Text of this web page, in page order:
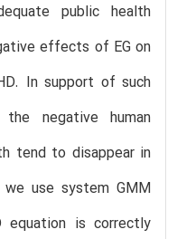
public health
effects of EG on
In support of such
negative human
tend to disappear in
we use system GMM
equation is correctly